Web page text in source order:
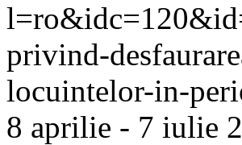
privind-
locuintelor-in-
8 aprilie - 7 iulie